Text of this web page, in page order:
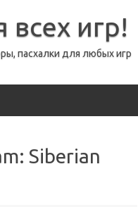
игр!
пасхалки для любых игр
Siberian